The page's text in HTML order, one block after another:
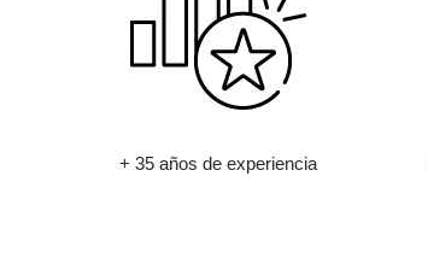
+ 35 años de experiencia